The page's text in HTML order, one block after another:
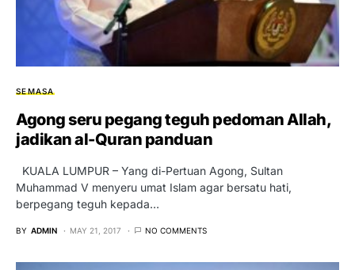
SEMASA
Agong seru pegang teguh pedoman Allah,
jadikan al-Quran panduan
KUALA LUMPUR – Yang di-Pertuan Agong, Sultan
Muhammad V menyeru umat Islam agar bersatu hati,
berpegang teguh kepada…
BY ADMIN MAY 21, 2017 NO COMMENTS